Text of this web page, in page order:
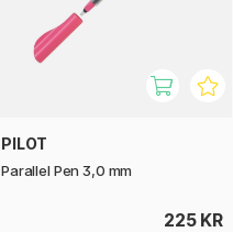
PILOT
Parallel Pen 3,0 mm
225 KR